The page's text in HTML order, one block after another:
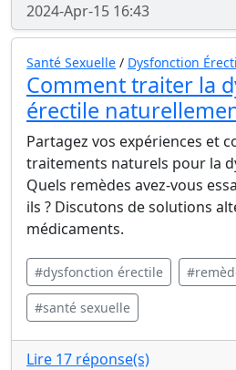
2024-Apr-15 16:43
Santé Sexuelle / Dysfonction
Comment traiter la
érectile
Partagez vos expériences et
traitements naturels pour la
Quels remèdes avez-vous
ils ? Discutons de solutions
médicaments.
#dysfonction érectile
#santé sexuelle
Lire 17 réponse(s)